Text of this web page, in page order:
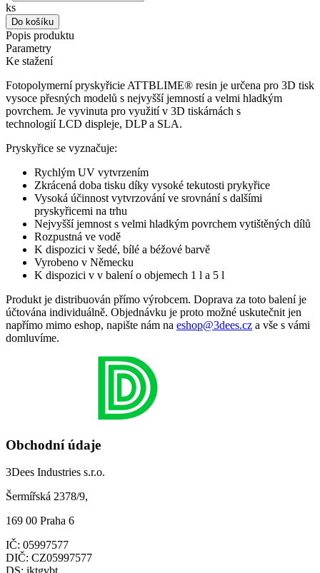
ks
Do košíku
Popis produktu
Parametry
Ke stažení
Fotopolymerní pryskyřicie ATTBLIME® resin je určena pro 3D tisk
vysoce přesných modelů s nejvyšší jemností a velmi hladkým
povrchem. Je vyvinuta pro využití v 3D tiskárnách s
technologií LCD displeje, DLP a SLA.
Pryskyřice se vyznačuje:
Rychlým UV vytvrzením
Zkrácená doba tisku díky vysoké tekutosti prykyřice
Vysoká účinnost vytvrzování ve srovnání s dalšími
pryskyřicemi na trhu
Nejvyšší jemnost s velmi hladkým povrchem vytištěných dílů
Rozpustná ve vodě
K dispozici v šedé, bílé a béžové barvě
Vyrobeno v Německu
K dispozici v v balení o objemech 1 l a 5 l
Produkt je distribuován přímo výrobcem. Doprava za toto balení je
účtována individuálně. Objednávku je proto možné uskutečnit jen
napřímo mimo eshop, napište nám na eshop@3dees.cz a vše s vámi
domluvíme.
Obchodní údaje
3Dees Industries s.r.o.
Šermířská 2378/9,
169 00 Praha 6
IČ: 05997577
DIČ: CZ05997577